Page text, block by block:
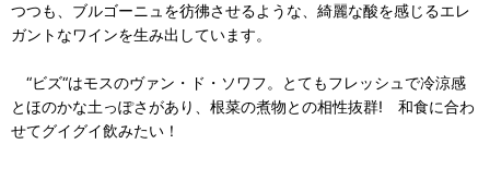
つつも、ブルゴーニュを彷彿させるような、綺麗な酸を感じるエレ
ガントなワインを生み出しています。
“ビズ“はモスのヴァン・ド・ソワフ。とてもフレッシュで冷涼感
とほのかな土っぽさがあり、根菜の煮物との相性抜群! 和食に合わ
せてグイグイ飲みたい！